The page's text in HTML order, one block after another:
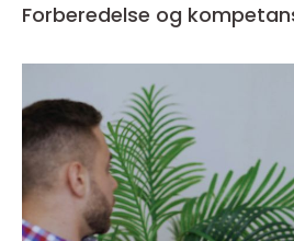
Forberedelse og